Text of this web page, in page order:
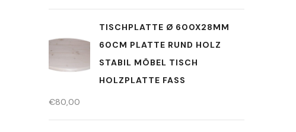
TISCHPLATTE Ø 600X28MM
60CM PLATTE RUND HOLZ
STABIL MÖBEL TISCH
HOLZPLATTE FASS
€80,00